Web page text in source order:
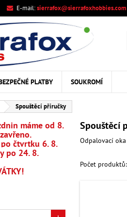
E-mail:sierrafox@sierrafoxhobbies.com
PLATBY SOUKROMÍ
Spouštěcí příručky
máme od 8.
čtvrtku 6. 8.
po 24. 8.
Spouštěcí
Odpalovací
Počet